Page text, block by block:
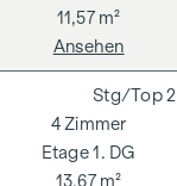
dem zu
wirtschaftliches
11,57 m²
Ansehen
1. DG
4 Zimmer
13,67 m²